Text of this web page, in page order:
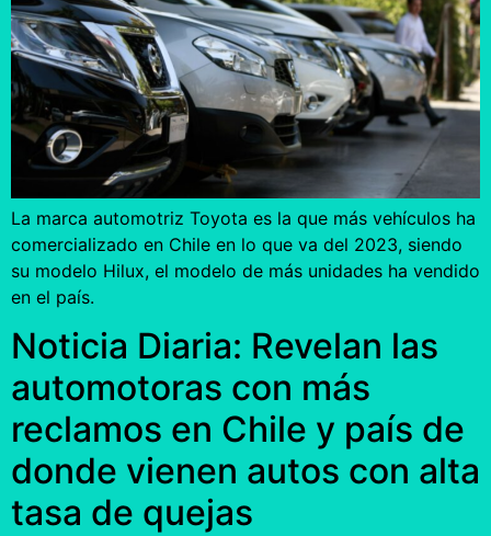
La marca automotriz Toyota es la que más vehículos ha
comercializado en Chile en lo que va del 2023, siendo
su modelo Hilux, el modelo de más unidades ha vendido
en el país.
Noticia Diaria: Revelan las
automotoras con más
reclamos en Chile y país de
donde vienen autos con alta
tasa de quejas